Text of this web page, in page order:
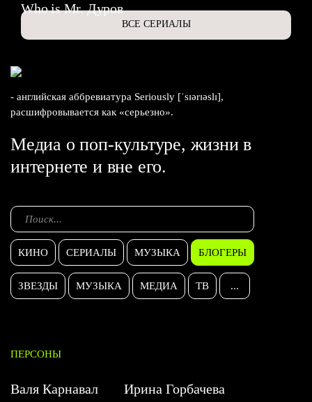
Who is Mr. Дуров
ВСЕ СЕРИАЛЫ
- английская аббревиатура Seriously [ˈsɪərɪəslɪ],
расшифровывается как «серьезно».
Медиа о поп-культуре, жизни в
интернете и вне его.
КИНО СЕРИАЛЫ МУЗЫКА БЛОГЕРЫ
ЗВЕЗДЫ МУЗЫКА МЕДИА ТВ ...
ПЕРСОНЫ
Валя Карнавал
Ирина Горбачева